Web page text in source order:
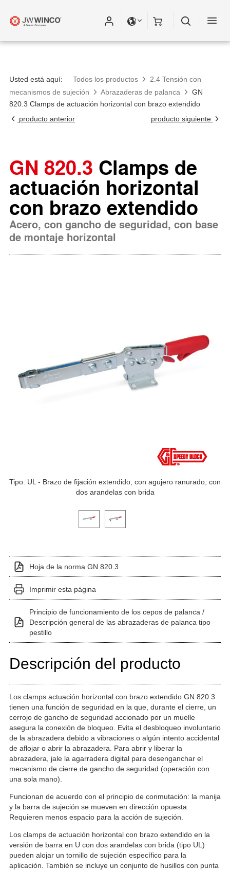
Usted está aquí: Todos los productos
2.4 Tensión con
mecanismos de sujeción
Abrazaderas de palanca
GN
820.3 Clamps de actuación horizontal con brazo extendido
producto anterior
producto siguiente
GN 820.3 Clamps de
actuación horizontal
con brazo extendido
Acero, con gancho de seguridad, con base
de montaje horizontal
Tipo: UL - Brazo de fijación extendido, con agujero ranurado, con
dos arandelas con brida
Haga clic en una imagen de variante para verla
Hoja de la norma GN 820.3
Imprimir esta página
Principio de funcionamiento de los cepos de palanca /
Descripción general de las abrazaderas de palanca tipo
pestillo
Descripción del producto
Los clamps actuación horizontal con brazo extendido GN 820.3
tienen una función de seguridad en la que, durante el cierre, un
cerrojo de gancho de seguridad accionado por un muelle
asegura la conexión de bloqueo. Evita el desbloqueo involuntario
de la abrazadera debido a vibraciones o algún intento accidental
de aflojar o abrir la abrazadera. Para abrir y liberar la
abrazadera, jale la agarradera digital para desenganchar el
mecanismo de cierre de gancho de seguridad (operación con
una sola mano).
Funcionan de acuerdo con el principio de conmutación: la manija
y la barra de sujeción se mueven en dirección opuesta.
Requieren menos espacio para la acción de sujeción.
Los clamps de actuación horizontal con brazo extendido en la
versión de barra en U con dos arandelas con brida (tipo UL)
pueden alojar un tornillo de sujeción específico para la
aplicación. También se incluye un conjunto de husillos con punta